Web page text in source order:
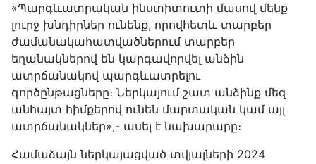
«Պարգևատրական ինստիտուտի մասով մենք
լուրջ խնդիրներ ունենք, որովհետև տարբեր
ժամանակահատվածներում տարբեր
եղանակներով են կարգավորվել անձին
ատրճանակով պարգևատրելու
գործընթացները։ Ներկայում շատ անձինք մեզ
անհայտ հիմքերով ունեն մարտական կամ այլ
ատրճանակներ»,- ասել է նախարարը։
Համաձայն ներկայացված տվյալների 2024